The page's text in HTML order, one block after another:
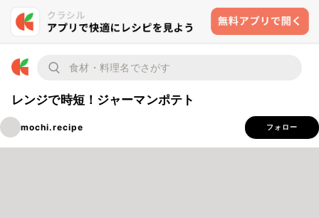
レンジで時短！ジャーマンポテト
mochi.recipe フォロー